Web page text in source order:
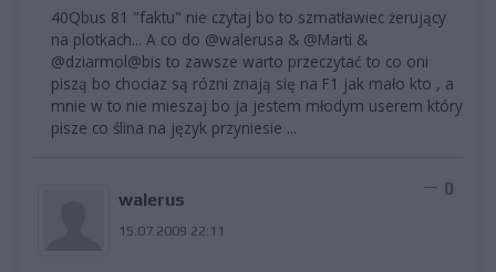
40Qbus 81 "faktu" nie czytaj bo to szmatławiec żerujący
na plotkach... A co do @walerusa & @Marti &
@dziarmol@bis to zawsze warto przeczytać to co oni
piszą bo chociaz są rózni znają się na F1 jak mało kto , a
mnie w to nie mieszaj bo ja jestem młodym userem który
pisze co ślina na język przyniesie ...
walerus
15.07.2009 22:11
0